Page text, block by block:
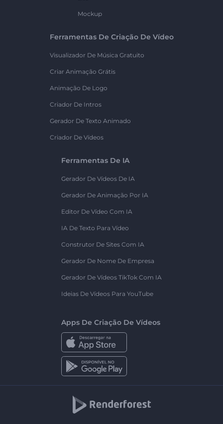
Mockup
Ferramentas De Criação De Vídeo
Visualizador De Música Gratuito
Criar Animação Grátis
Animação De Logo
Criador De Intros
Gerador De Texto Animado
Criador De Vídeos
Ferramentas De IA
Gerador De Vídeos De IA
Gerador De Animação Por IA
Editor De Vídeo Com IA
IA De Texto Para Vídeo
Construtor De Sites Com IA
Gerador De Nome De Empresa
Gerador De Vídeos TikTok Com IA
Ideias De Vídeos Para YouTube
Apps De Criação De Vídeos